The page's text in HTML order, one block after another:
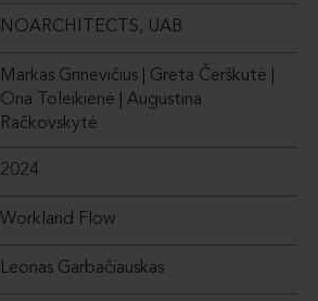
NOARCHITECTS, UAB
Markas Grinevičius | Greta Čerškutė |
Ona Toleikienė | Augustina
Račkovskytė
2024
Workland Flow
Leonas Garbačiauskas